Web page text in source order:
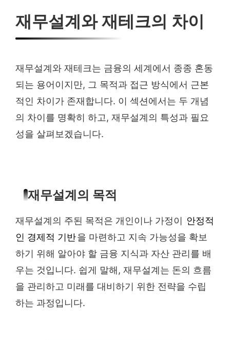
재무설계와 재테크의 차이
재무설계와 재테크는 금융의 세계에서 종종 혼동
되는 용어이지만, 그 목적과 접근 방식에서 근본
적인 차이가 존재합니다. 이 섹션에서는 두 개념
의 차이를 명확히 하고, 재무설계의 특성과 필요
성을 살펴보겠습니다.
재무설계의 목적
재무설계의 주된 목적은 개인이나 가정이 안정적
인 경제적 기반을 마련하고 지속 가능성을 확보
하기 위해 알아야 할 금융 지식과 자산 관리를 배
우는 것입니다. 쉽게 말해, 재무설계는 돈의 흐름
을 관리하고 미래를 대비하기 위한 전략을 수립
하는 과정입니다.